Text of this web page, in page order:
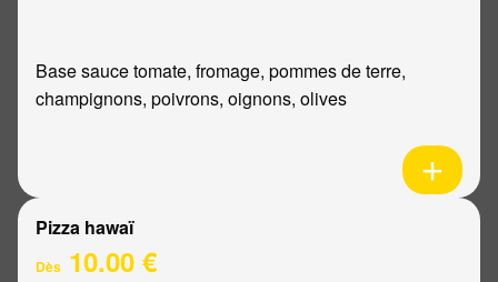
Base sauce tomate, fromage, pommes de terre,
champignons, poivrons, oignons, olives
Pizza hawaï
Dès 10.00 €